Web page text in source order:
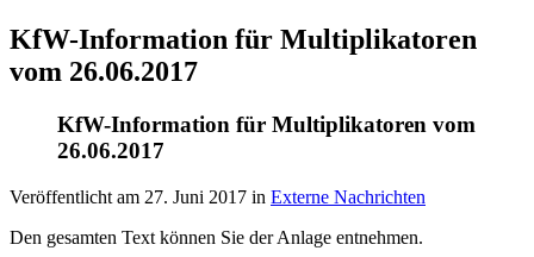
KfW-Information für Multiplikatoren
vom 26.06.2017
KfW-Information für Multiplikatoren vom
26.06.2017
Veröffentlicht am 27. Juni 2017 in Externe Nachrichten
Den gesamten Text können Sie der Anlage entnehmen.